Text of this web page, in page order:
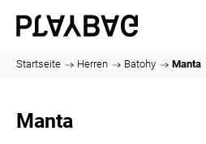
Startseite / Herren / Batohy / Manta
Manta